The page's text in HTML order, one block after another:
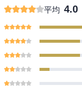
平均 4.0